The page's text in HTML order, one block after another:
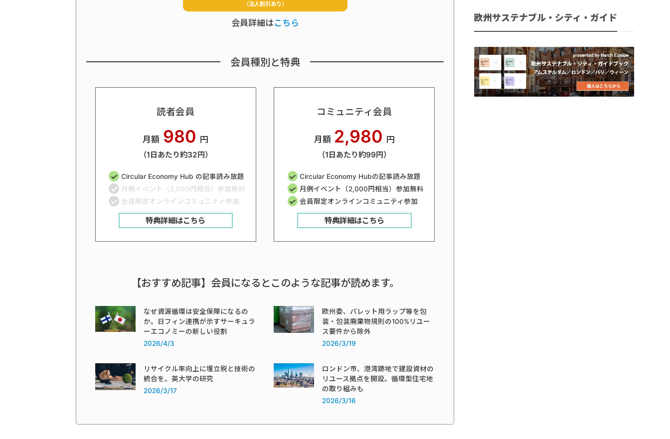
（法人割引あり）
会員詳細はこちら
会員種別と特典
読者会員
月額 980 円
（1日あたり約32円）
Circular Economy Hub の記事読み放題
月例イベント（2,000円相当）参加無料
会員限定オンラインコミュニティ参加
特典詳細はこちら
コミュニティ会員
月額 2,980 円
（1日あたり約99円）
Circular Economy Hubの記事読み放題
月例イベント（2,000円相当）参加無料
会員限定オンラインコミュニティ参加
特典詳細はこちら
【おすすめ記事】会員になるとこのような記事が読めます。
なぜ資源循環は安全保障になるの
か。日フィン連携が示すサーキュラ
ーエコノミーの新しい役割
2026/4/3
欧州委、パレット用ラップ等を包
装・包装廃棄物規則の100%リユー
ス要件から除外
2026/3/19
リサイクル率向上に埋立税と技術の
統合を。英大学の研究
2026/3/17
ロンドン市、港湾跡地で建設資材の
リユース拠点を開設。循環型住宅地
の取り組みも
2026/3/16
欧州サステナブル・シティ・ガイド